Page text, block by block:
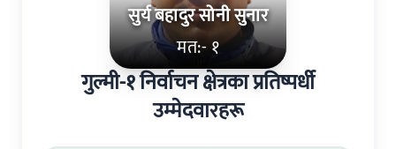
सुर्य बहादुर सोनी सुनार
मत:- १
गुल्मी-१ निर्वाचन क्षेत्रका प्रतिष्पर्धी
उम्मेदवारहरू